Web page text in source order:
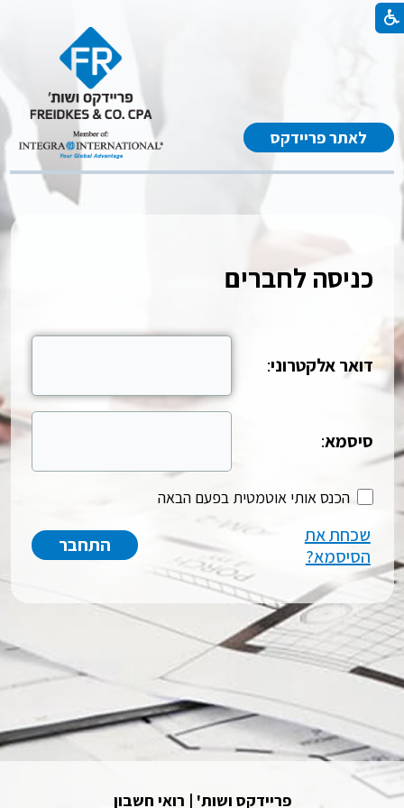
לאתר פריידקס
כניסה לחברים
דואר אלקטרוני:
סיסמא:
הכנס אותי אוטמטית בפעם הבאה
שכחת את
הסיסמא?
פריידקס ושות' | רואי חשבון